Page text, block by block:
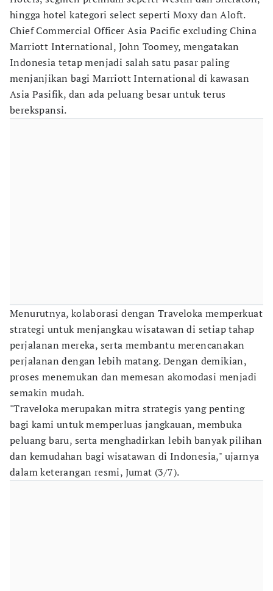
hingga hotel kategori select seperti Moxy dan Aloft.
Chief Commercial Officer Asia Pacific excluding China
Marriott International, John Toomey, mengatakan
Indonesia tetap menjadi salah satu pasar paling
menjanjikan bagi Marriott International di kawasan
Asia Pasifik, dan ada peluang besar untuk terus
berekspansi.
Menurutnya, kolaborasi dengan Traveloka memperkuat
strategi untuk menjangkau wisatawan di setiap tahap
perjalanan mereka, serta membantu merencanakan
perjalanan dengan lebih matang. Dengan demikian,
proses menemukan dan memesan akomodasi menjadi
semakin mudah.
"Traveloka merupakan mitra strategis yang penting
bagi kami untuk memperluas jangkauan, membuka
peluang baru, serta menghadirkan lebih banyak pilihan
dan kemudahan bagi wisatawan di Indonesia," ujarnya
dalam keterangan resmi, Jumat (3/7).